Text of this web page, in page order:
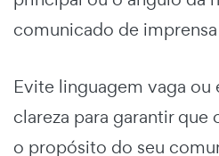
comunicado de
Evite linguagem vaga ou
clareza para garantir que
o propósito do seu